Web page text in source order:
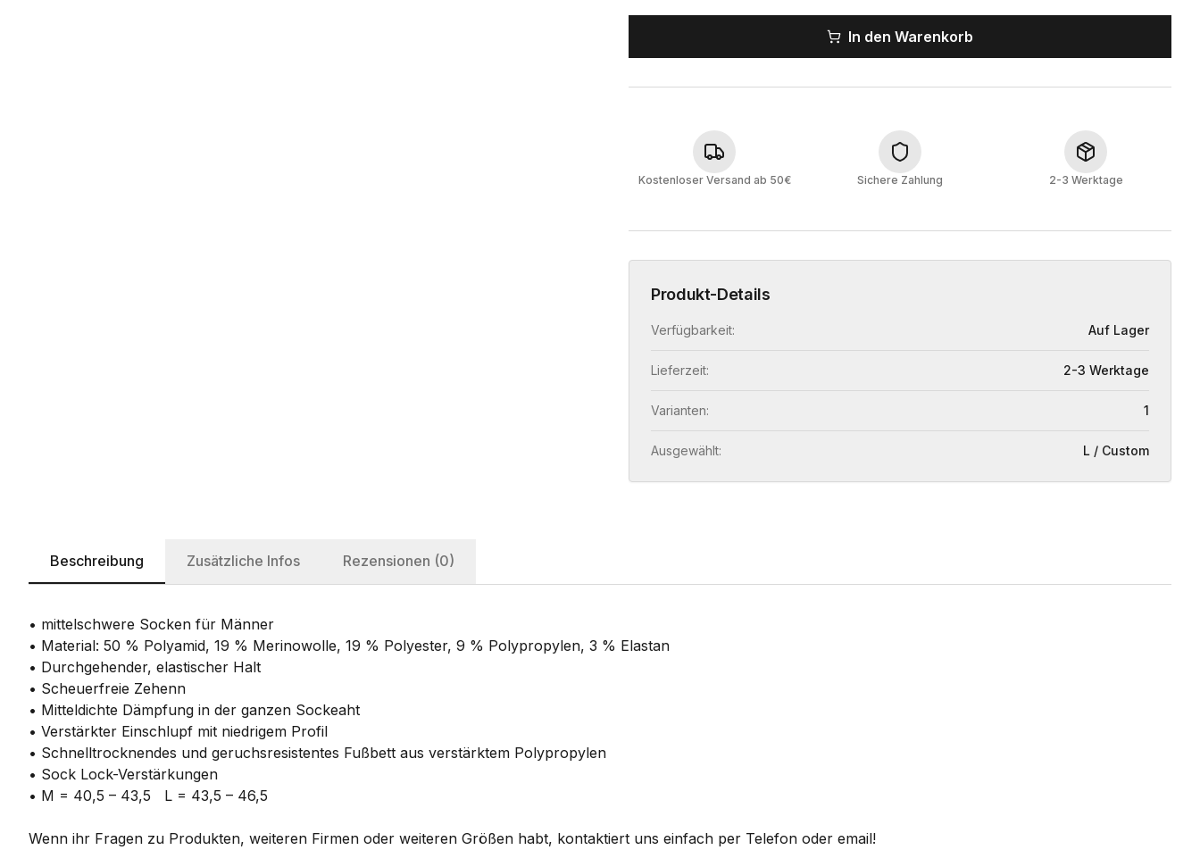
In den Warenkorb
Kostenloser Versand ab 50€ Sichere Zahlung 2-3 Werktage
Produkt-Details
Verfügbarkeit: Auf Lager
Lieferzeit: 2-3 Werktage
Varianten: 1
Ausgewählt: L / Custom
Beschreibung Zusätzliche Infos Rezensionen (0)
• mittelschwere Socken für Männer
• Material: 50 % Polyamid, 19 % Merinowolle, 19 % Polyester, 9 % Polypropylen, 3 % Elastan
• Durchgehender, elastischer Halt
• Scheuerfreie Zehenn
• Mitteldichte Dämpfung in der ganzen Sockeaht
• Verstärkter Einschlupf mit niedrigem Profil
• Schnelltrocknendes und geruchsresistentes Fußbett aus verstärktem Polypropylen
• Sock Lock-Verstärkungen
• M = 40,5 – 43,5 L = 43,5 – 46,5
Wenn ihr Fragen zu Produkten, weiteren Firmen oder weiteren Größen habt, kontaktiert uns einfach per Telefon oder email!